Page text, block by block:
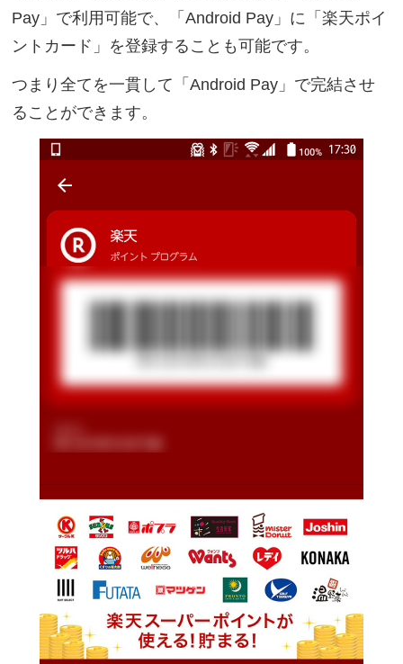
Pay」で利用可能で、「Android Pay」に「楽天ポイ
ントカード」を登録することも可能です。
つまり全てを一貫して「Android Pay」で完結させ
ることができます。